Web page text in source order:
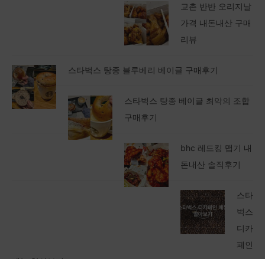
교촌 반반 오리지날
가격 내돈내산 구매
리뷰
스타벅스 탕종 블루베리 베이글 구매후기
스타벅스 탕종 베이글 최악의 조합
구매후기
bhc 레드킹 맵기 내
돈내산 솔직후기
스타
벅스
디카
페인